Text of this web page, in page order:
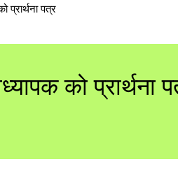
को प्रार्थना